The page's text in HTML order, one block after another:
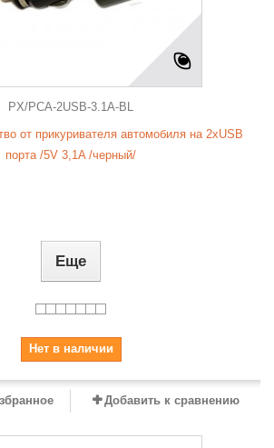
PX/PCA-2USB-3.1A-BL
от прикуривателя автомобиля на 2хUSB
порта /5V 3,1A /черный/
Еще
Нет в наличии
Добавить к сравнению